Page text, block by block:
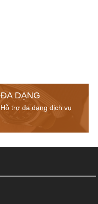
ĐA DẠNG
Hỗ trợ đa dạng dịch vụ